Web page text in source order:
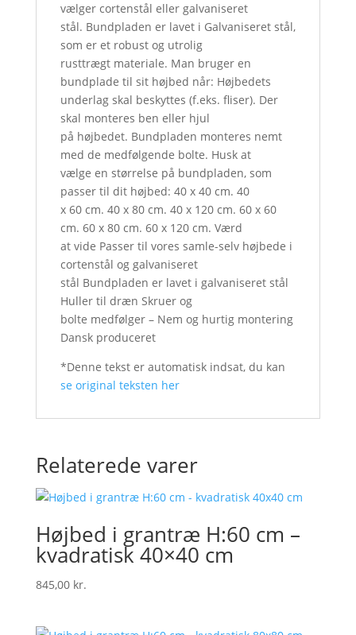
vælger cortenstål eller galvaniseret
stål. Bundpladen er lavet i Galvaniseret stål,
som er et robust og utrolig
rusttrægt materiale. Man bruger en
bundplade til sit højbed når: Højbedets
underlag skal beskyttes (f.eks. fliser). Der
skal monteres ben eller hjul
på højbedet. Bundpladen monteres nemt
med de medfølgende bolte. Husk at
vælge en størrelse på bundpladen, som
passer til dit højbed: 40 x 40 cm. 40
x 60 cm. 40 x 80 cm. 40 x 120 cm. 60 x 60
cm. 60 x 80 cm. 60 x 120 cm. Værd
at vide Passer til vores samle-selv højbede i
cortenstål og galvaniseret
stål Bundpladen er lavet i galvaniseret stål
Huller til dræn Skruer og
bolte medfølger – Nem og hurtig montering
Dansk produceret
*Denne tekst er automatisk indsat, du kan
se original teksten her
Relaterede varer
Højbed i grantræ H:60 cm –
kvadratisk 40×40 cm
845,00 kr.